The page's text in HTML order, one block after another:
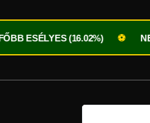
(16.02%) ⚽ NE FELEDD: